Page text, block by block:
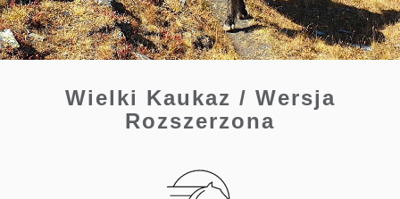
Wielki Kaukaz / Wersja
Rozszerzona